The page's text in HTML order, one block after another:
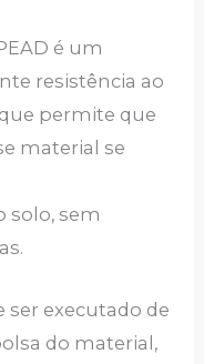
é um
resistência ao
permite que
material se
solo, sem
ser executado de
do material,